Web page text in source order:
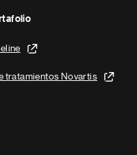
tratamientos Novartis